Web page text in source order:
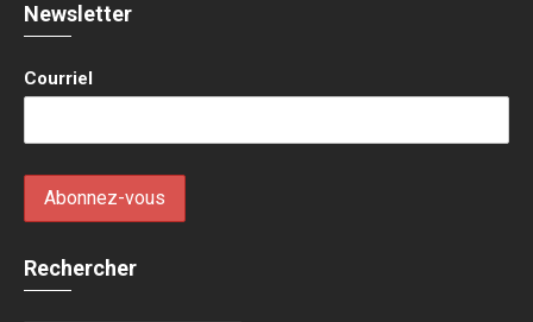
Newsletter
Courriel
Rechercher